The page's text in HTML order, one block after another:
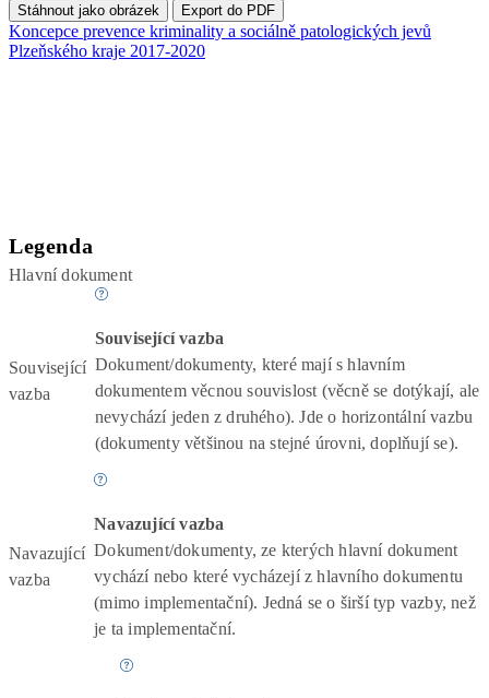
Stáhnout jako obrázek Export do PDF
Koncepce prevence kriminality a sociálně patologických jevů
Plzeňského kraje 2017-2020
Legenda
Hlavní dokument
Související
vazba
Související vazba
Dokument/dokumenty, které mají s hlavním
dokumentem věcnou souvislost (věcně se dotýkají, ale
nevychází jeden z druhého). Jde o horizontální vazbu
(dokumenty většinou na stejné úrovni, doplňují se).
Navazující
vazba
Navazující vazba
Dokument/dokumenty, ze kterých hlavní dokument
vychází nebo které vycházejí z hlavního dokumentu
(mimo implementační). Jedná se o širší typ vazby, než
je ta implementační.